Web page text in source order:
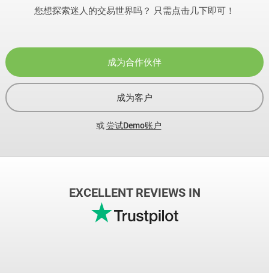
您想探索迷人的交易世界吗？ 只需点击几下即可！
成为合作伙伴
成为客户
或尝试Demo账户
EXCELLENT REVIEWS IN